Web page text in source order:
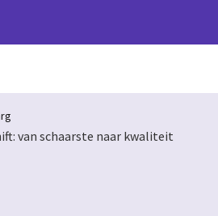
van schaarste naar kwaliteit